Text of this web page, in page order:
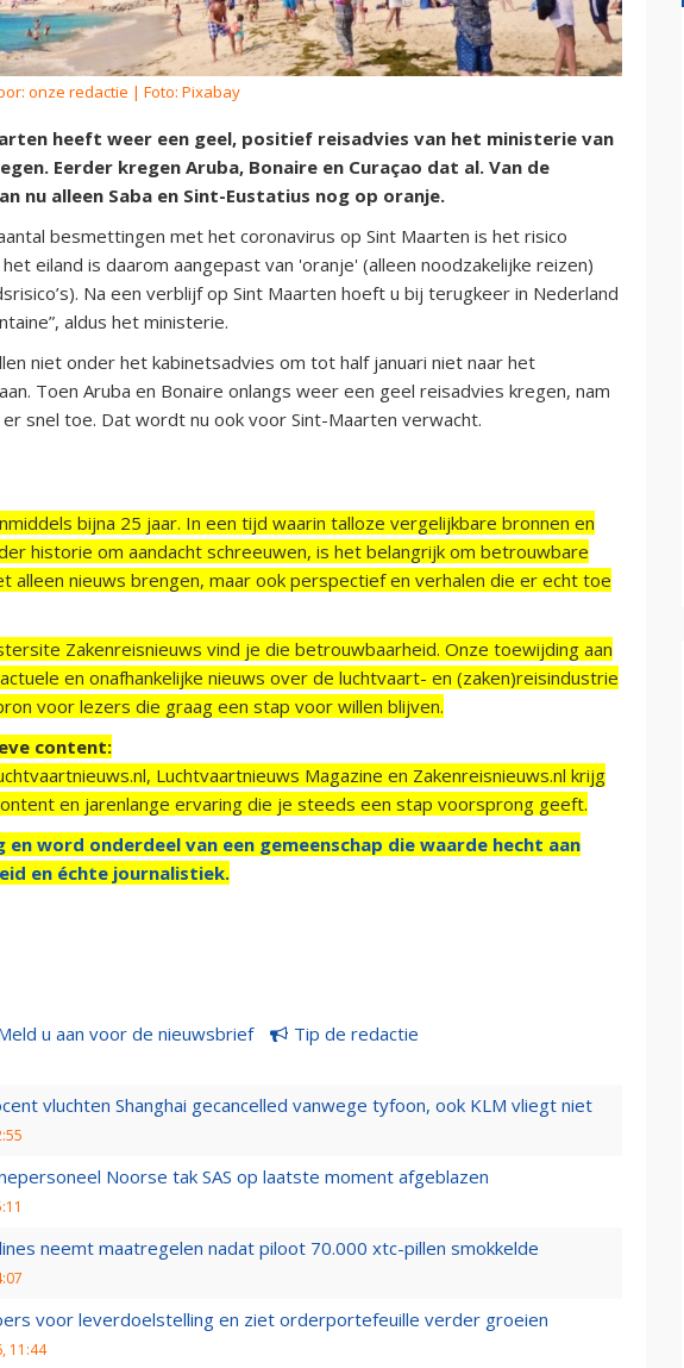
onze redactie | Foto: Pixabay
heeft weer een geel, positief reisadvies van het ministerie van
Eerder kregen Aruba, Bonaire en Curaçao dat al. Van de
nu alleen Saba en Sint-Eustatius nog op oranje.
besmettingen met het coronavirus op Sint Maarten is het risico
eiland is daarom aangepast van 'oranje' (alleen noodzakelijke reizen)
Na een verblijf op Sint Maarten hoeft u bij terugkeer in Nederland
aldus het ministerie.
niet onder het kabinetsadvies om tot half januari niet naar het
Toen Aruba en Bonaire onlangs weer een geel reisadvies kregen, nam
snel toe. Dat wordt nu ook voor Sint-Maarten verwacht.
bijna 25 jaar. In een tijd waarin talloze vergelijkbare bronnen en
historie om aandacht schreeuwen, is het belangrijk om betrouwbare
alleen nieuws brengen, maar ook perspectief en verhalen die er echt toe
Zakenreisnieuws vind je die betrouwbaarheid. Onze toewijding aan
en onafhankelijke nieuws over de luchtvaart- en (zaken)reisindustrie
voor lezers die graag een stap voor willen blijven.
content:
Luchtvaartnieuws Magazine en Zakenreisnieuws.nl krijg
en jarenlange ervaring die je steeds een stap voorsprong geeft.
en word onderdeel van een gemeenschap die waarde hecht aan
en échte journalistiek.
u aan voor de nieuwsbrief Tip de redactie
vluchten Shanghai gecancelled vanwege tyfoon, ook KLM vliegt niet
Noorse tak SAS op laatste moment afgeblazen
neemt maatregelen nadat piloot 70.000 xtc-pillen smokkelde
voor leverdoelstelling en ziet orderportefeuille verder groeien
11:44